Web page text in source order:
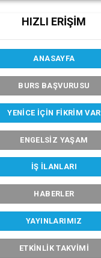
HIZLI ERİŞİM
ANASAYFA
BURS BAŞVURUSU
YENICE İÇIN FIKRIM VAR
ENGELSIZ YAŞAM
İŞ İLANLARI
HABERLER
YAYINLARIMIZ
ETKINLIK TAKVIMI